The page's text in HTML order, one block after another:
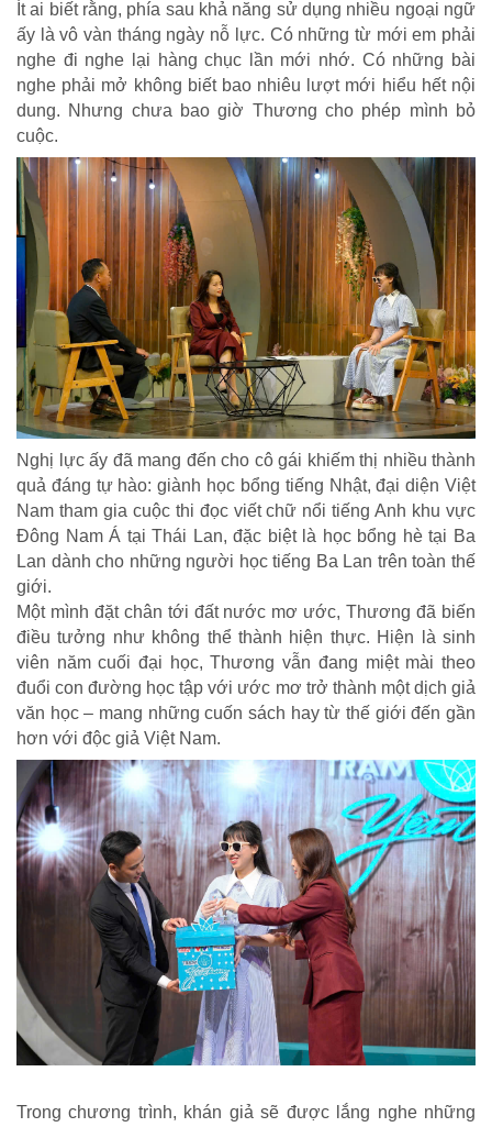
Doanh nghiệp - Doanh nhân
Mô hình tiêu biểu
CUỘC SỐNG TƯƠI ĐẸP
Nối trọn yêu thương VTV1
Trái tim có nắng
Ít ai biết rằng, phía sau khả năng sử dụng nhiều ngoại ngữ
ấy là vô vàn tháng ngày nỗ lực. Có những từ mới em phải
nghe đi nghe lại hàng chục lần mới nhớ. Có những bài
nghe phải mở không biết bao nhiêu lượt mới hiểu hết nội
dung. Nhưng chưa bao giờ Thương cho phép mình bỏ
cuộc.
Nghị lực ấy đã mang đến cho cô gái khiếm thị nhiều thành
quả đáng tự hào: giành học bổng tiếng Nhật, đại diện Việt
Nam tham gia cuộc thi đọc viết chữ nổi tiếng Anh khu vực
Đông Nam Á tại Thái Lan, đặc biệt là học bổng hè tại Ba
Lan dành cho những người học tiếng Ba Lan trên toàn thế
giới.
Một mình đặt chân tới đất nước mơ ước, Thương đã biến
điều tưởng như không thể thành hiện thực. Hiện là sinh
viên năm cuối đại học, Thương vẫn đang miệt mài theo
đuổi con đường học tập với ước mơ trở thành một dịch giả
văn học – mang những cuốn sách hay từ thế giới đến gần
hơn với độc giả Việt Nam.
Trong chương trình, khán giả sẽ được lắng nghe những